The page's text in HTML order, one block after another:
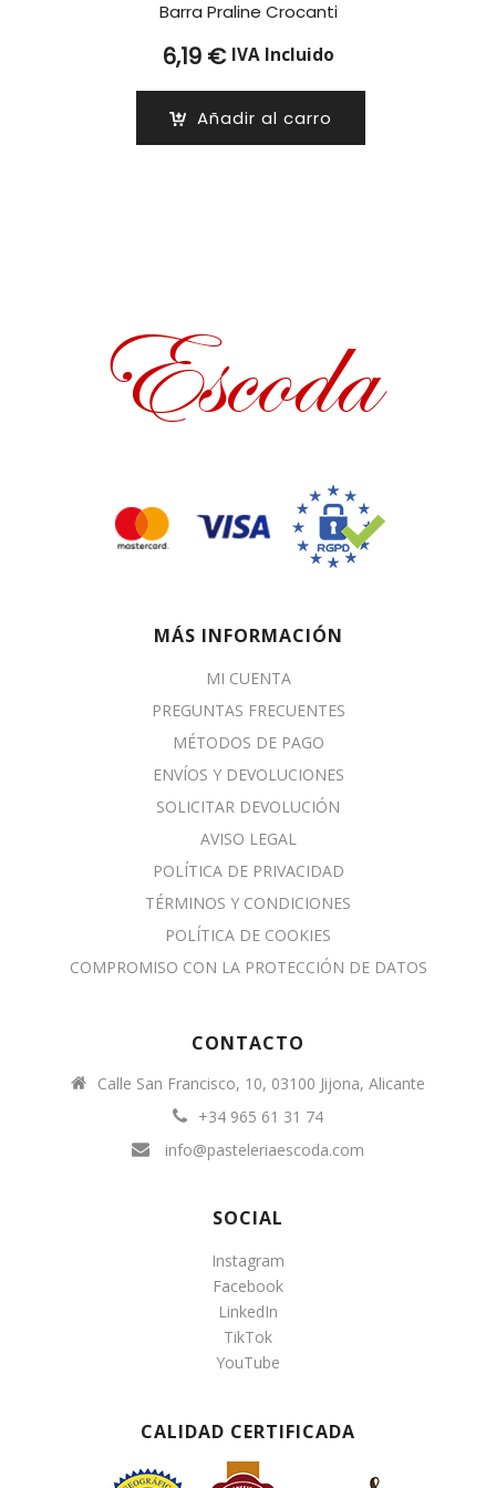
Barra Praline Crocanti
6,19 € IVA Incluido
Añadir al carro
MÁS INFORMACIÓN
MI CUENTA
PREGUNTAS FRECUENTES
MÉTODOS DE PAGO
ENVÍOS Y DEVOLUCIONES
SOLICITAR DEVOLUCIÓN
AVISO LEGAL
POLÍTICA DE PRIVACIDAD
TÉRMINOS Y CONDICIONES
POLÍTICA DE COOKIES
COMPROMISO CON LA PROTECCIÓN DE DATOS
CONTACTO
Calle San Francisco, 10, 03100 Jijona, Alicante
+34 965 61 31 74
info@pasteleriaescoda.com
SOCIAL
Instagram
Facebook
LinkedIn
TikTok
YouTube
CALIDAD CERTIFICADA